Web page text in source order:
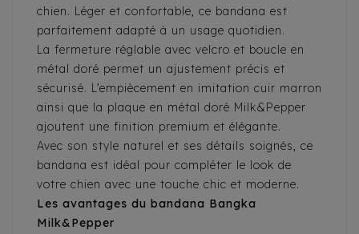
chien. Léger et confortable, ce bandana est
parfaitement adapté à un usage quotidien.
La fermeture réglable avec velcro et boucle en
métal doré permet un ajustement précis et
sécurisé. L’empiècement en imitation cuir marron
ainsi que la plaque en métal doré Milk&Pepper
ajoutent une finition premium et élégante.
Avec son style naturel et ses détails soignés, ce
bandana est idéal pour compléter le look de
votre chien avec une touche chic et moderne.
Les avantages du bandana Bangka
Milk&Pepper